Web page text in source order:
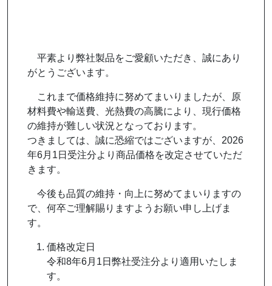
平素より弊社製品をご愛顧いただき、誠にあり
がとうございます。
これまで価格維持に努めてまいりましたが、原
材料費や輸送費、光熱費の高騰により、現行価格
の維持が難しい状況となっております。
つきましては、誠に恐縮ではございますが、2026
年6月1日受注分より商品価格を改定させていただ
きます。
今後も品質の維持・向上に努めてまいりますの
で、何卒ご理解賜りますようお願い申し上げま
す。
価格改定日
令和8年6月1日弊社受注分より適用いたしま
す。